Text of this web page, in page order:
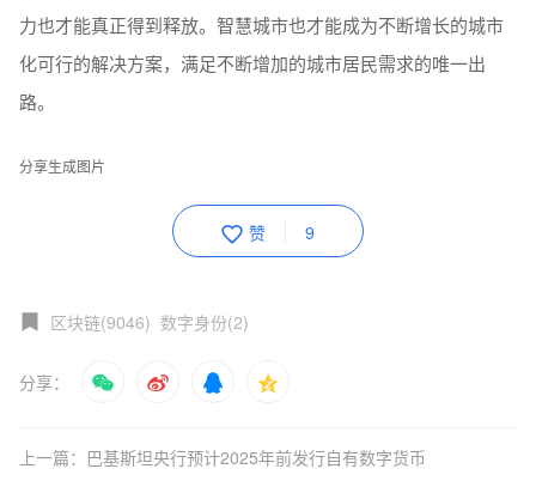
力也才能真正得到释放。智慧城市也才能成为不断增长的城市
化可行的解决方案，满足不断增加的城市居民需求的唯一出
路。
分享生成图片
赞 9
区块链(9046) 数字身份(2)
分享：
上一篇：巴基斯坦央行预计2025年前发行自有数字货币